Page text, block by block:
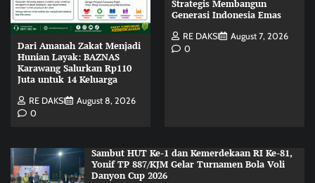
Dari Amanah Zakat Menjadi
Hunian Layak: BAZNAS
Karawang Salurkan Rp110
Juta untuk 14 Keluarga
RE DAKSI
August 8, 2026
0
Strategis Membangun
Generasi Indonesia Emas
RE DAKSI
August 7, 2026
0
Sambut HUT Ke-1 dan Kemerdekaan RI Ke-81,
Yonif TP 887/KJM Gelar Turnamen Bola Voli
Danyon Cup 2026